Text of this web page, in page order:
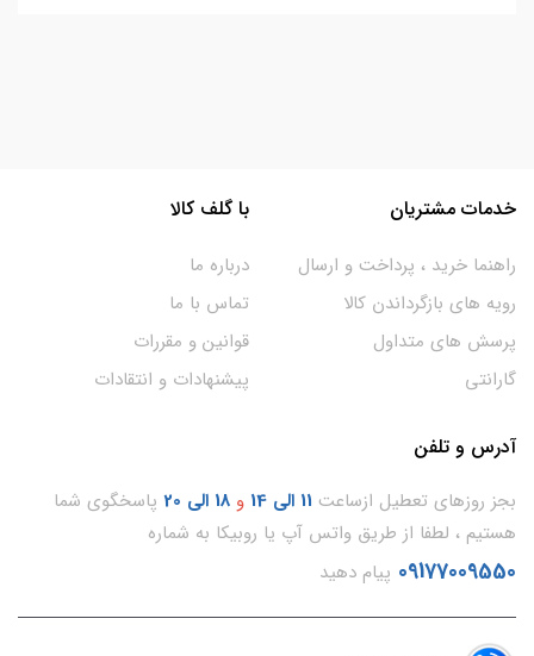
خدمات مشتریان
راهنما خرید ، پرداخت و ارسال
رویه های بازگرداندن کالا
پرسش های متداول
گارانتی
با گلف کالا
درباره ما
تماس با ما
قوانین و مقررات
پیشنهادات و انتقادات
آدرس و تلفن
بجز روزهای تعطیل ازساعت 11 الی 14 و 18 الی 20
پاسخگوی شما
هستیم ، لطفا از طریق واتس آپ یا روبیکا به شماره
09177009550 پیام دهید